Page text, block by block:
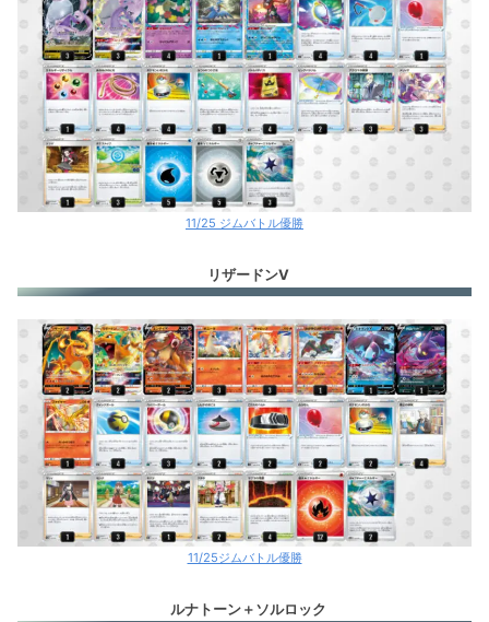
11/25 ジムバトル優勝
リザードンV
11/25ジムバトル優勝
ルナトーン＋ソルロック